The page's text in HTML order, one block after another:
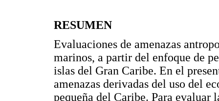
RESUMEN
Evaluaciones de amenazas
marinos, a partir del enfoque de
islas del Gran Caribe. En el
amenazas derivadas del uso del
pequeña del Caribe. Para evaluar